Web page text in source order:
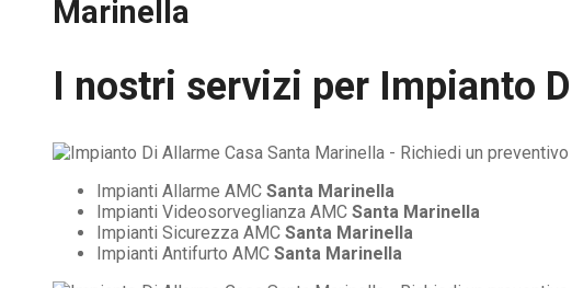
Marinella
I nostri servizi per Impianto
Impianti Allarme AMC Santa Marinella
Impianti Videosorveglianza AMC Santa Marinella
Impianti Sicurezza AMC Santa Marinella
Impianti Antifurto AMC Santa Marinella